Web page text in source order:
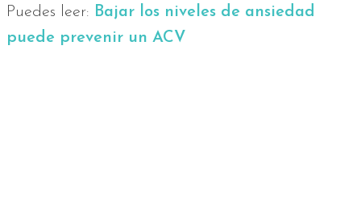
Puedes leer: Bajar los niveles de ansiedad
puede prevenir un ACV